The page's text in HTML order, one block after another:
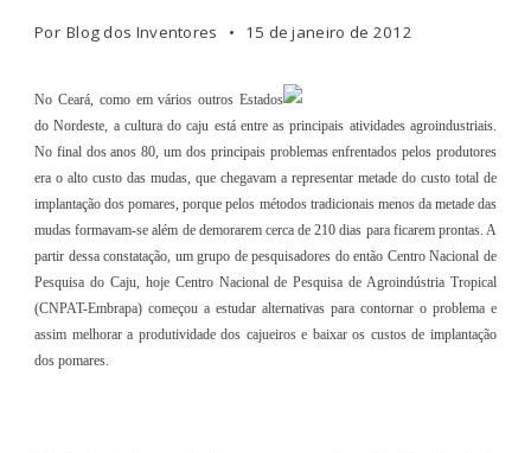
Por Blog dos Inventores 15 de janeiro de 2012
No Ceará, como em vários outros Estados
do Nordeste, a cultura do caju está entre as principais atividades agroindustriais.
No final dos anos 80, um dos principais problemas enfrentados pelos produtores
era o alto custo das mudas, que chegavam a representar metade do custo total de
implantação dos pomares, porque pelos métodos tradicionais menos da metade das
mudas formavam-se além de demorarem cerca de 210 dias para ficarem prontas. A
partir dessa constatação, um grupo de pesquisadores do então Centro Nacional de
Pesquisa do Caju, hoje Centro Nacional de Pesquisa de Agroindústria Tropical
(CNPAT-Embrapa) começou a estudar alternativas para contornar o problema e
assim melhorar a produtividade dos cajueiros e baixar os custos de implantação
dos pomares.